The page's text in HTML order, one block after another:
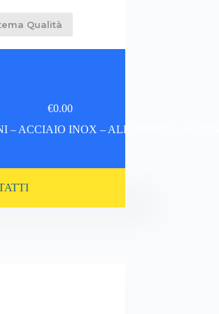
Qualità
– ACCIAIO INOX – ALLUMINIO –
Carrello
€0.00